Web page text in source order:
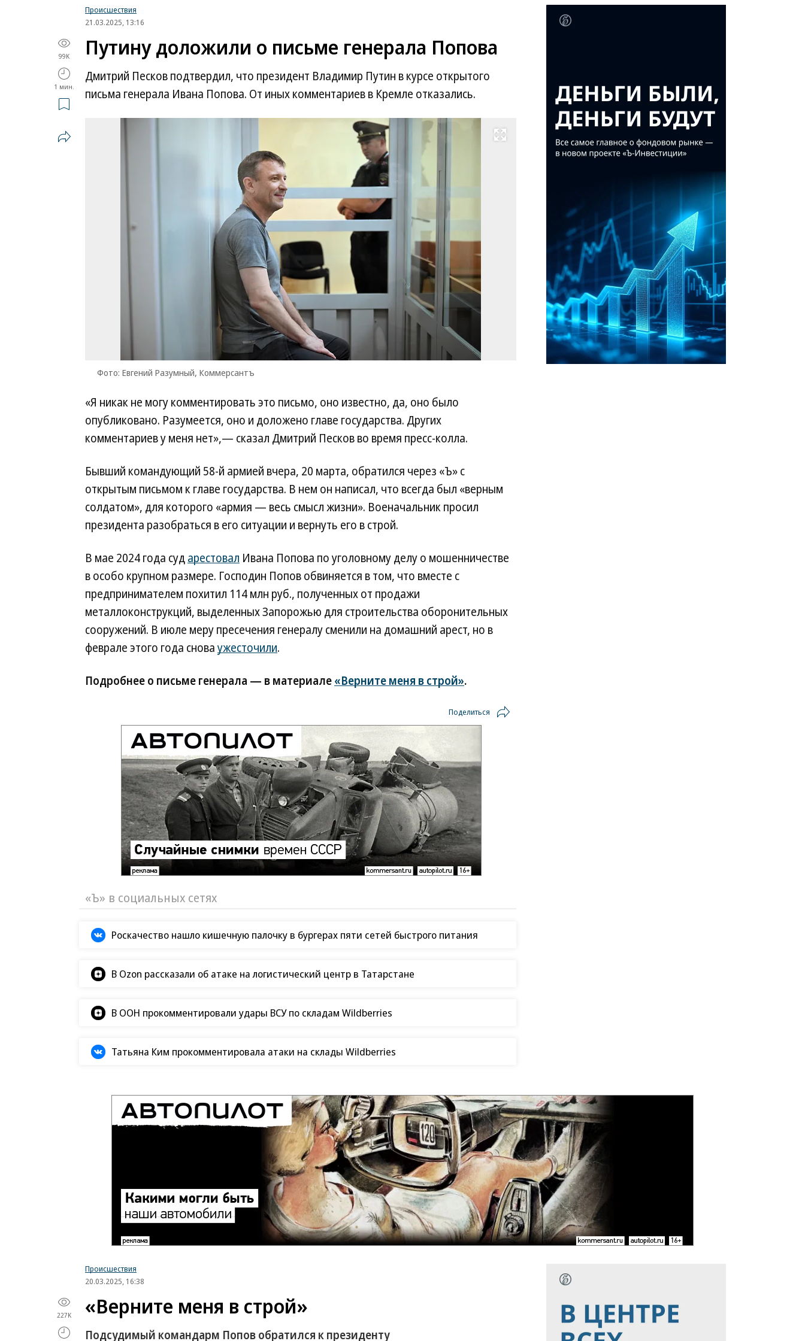
Происшествия
21.03.2025, 13:16
99K
1 мин.
Путину доложили о письме генерала Попова
Дмитрий Песков подтвердил, что президент Владимир Путин в курсе открытого
письма генерала Ивана Попова. От иных комментариев в Кремле отказались.
Развернуть на весь экран
Фото: Евгений Разумный, Коммерсантъ
«Я никак не могу комментировать это письмо, оно известно, да, оно было
опубликовано. Разумеется, оно и доложено главе государства. Других
комментариев у меня нет»,— сказал Дмитрий Песков во время пресс-колла.
Бывший командующий 58-й армией вчера, 20 марта, обратился через «Ъ» с
открытым письмом к главе государства. В нем он написал, что всегда был «верным
солдатом», для которого «армия — весь смысл жизни». Военачальник просил
президента разобраться в его ситуации и вернуть его в строй.
В мае 2024 года сударестовал Ивана Попова по уголовному делу о мошенничестве
в особо крупном размере. Господин Попов обвиняется в том, что вместе с
предпринимателем похитил 114 млн руб., полученных от продажи
металлоконструкций, выделенных Запорожью для строительства оборонительных
сооружений. В июле меру пресечения генералу сменили на домашний арест, но в
феврале этого года сноваужесточили.
Подробнее о письме генерала — в материале«Верните меня в строй».
Поделиться
«Ъ» в социальных сетях
Роскачество нашло кишечную палочку в бургерах пяти сетей быстрого питания
В Ozon рассказали об атаке на логистический центр в Татарстане
В ООН прокомментировали удары ВСУ по складам Wildberries
Татьяна Ким прокомментировала атаки на склады Wildberries
Происшествия
20.03.2025, 16:38
227K «Верните меня в строй»
Подсудимый командарм Попов обратился к президенту